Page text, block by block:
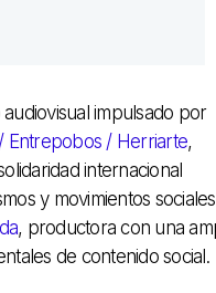
impulsado por
/ Herriarte,
internacional
y movimientos
, productora con una
de contenido social.